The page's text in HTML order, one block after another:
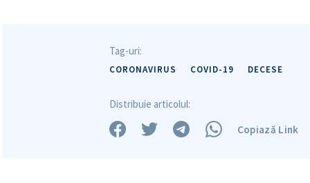
Tag-uri:
CORONAVIRUS COVID-19 DECESE
Distribuie articolul:
Copiază Link